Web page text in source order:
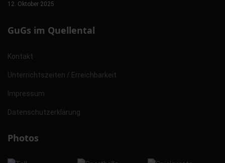
12. Oktober 2025
GuGs im Quellental
Kontakt
Unterrichtszeiten / Erreichbarkeit
Impressum
Datenschutzerklärung
Photos